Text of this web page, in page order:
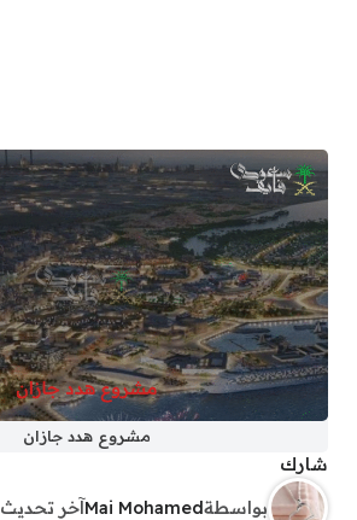
مشروع هدد جازان
شارك
بواسطةMai Mohamedآخر تحديث